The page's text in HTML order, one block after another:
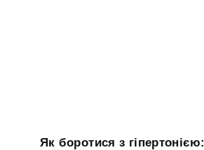
Як боротися з гіпертонією: